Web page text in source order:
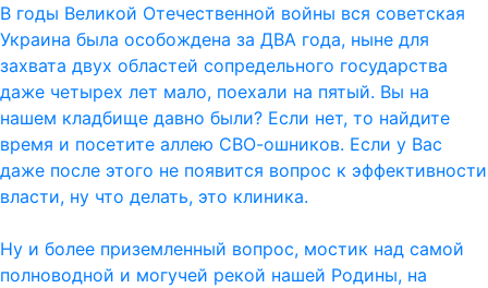
В годы Великой Отечественной войны вся советская
Украина была особождена за ДВА года, ныне для
захвата двух областей сопредельного государства
даже четырех лет мало, поехали на пятый. Вы на
нашем кладбище давно были? Если нет, то найдите
время и посетите аллею СВО-ошников. Если у Вас
даже после этого не появится вопрос к эффективности
власти, ну что делать, это клиника.
Ну и более приземленный вопрос, мостик над самой
полноводной и могучей рекой нашей Родины, на